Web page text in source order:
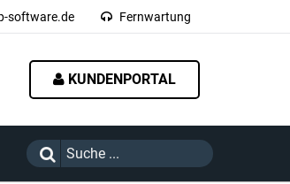
software.de Fernwartung
KUNDENPORTAL